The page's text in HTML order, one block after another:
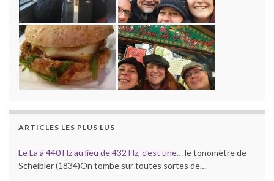
ARTICLES LES PLUS LUS
Le La à 440 Hz au lieu de 432 Hz, c’est une…le tonomètre de
Scheibler (1834)On tombe sur toutes sortes de…